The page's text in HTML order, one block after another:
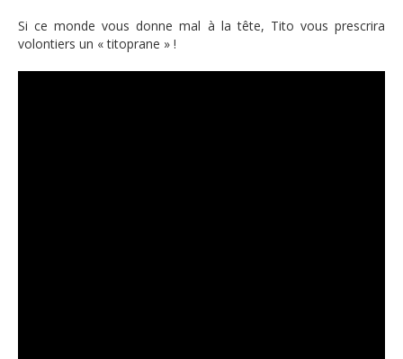
Si ce monde vous donne mal à la tête, Tito vous prescrira
volontiers un « titoprane » !